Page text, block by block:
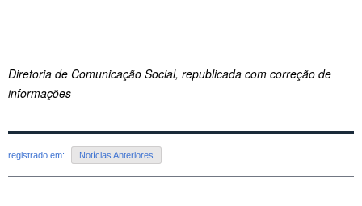
Diretoria de Comunicação Social, republicada com correção de
informações
registrado em: Notícias Anteriores